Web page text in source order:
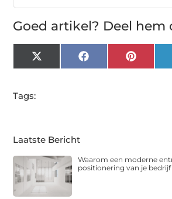
Goed artikel? Deel hem
X
(Twitter)
Facebook
Tags:
Laatste Bericht
Waarom een moderne
positionering van je bedrijf